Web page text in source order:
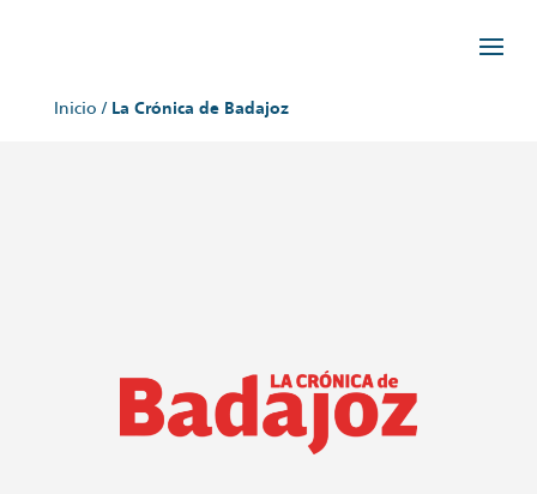
Inicio / La Crónica de Badajoz